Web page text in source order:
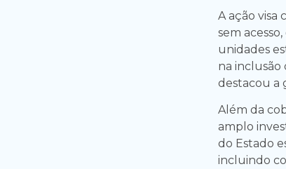
A ação visa
sem
unidades
na inclusão
destacou a
Além da
amplo
do Estado
incluindo